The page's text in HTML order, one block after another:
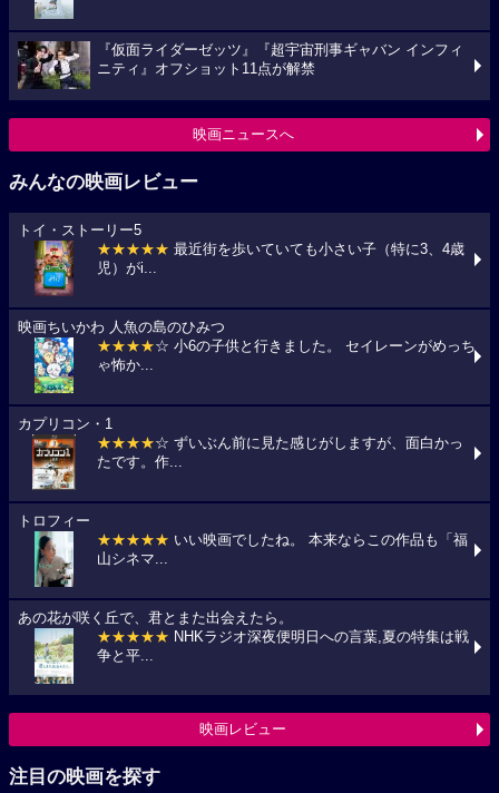
『仮面ライダーゼッツ』『超宇宙刑事ギャバン インフィ
ニティ』オフショット11点が解禁
映画ニュースへ
みんなの映画レビュー
トイ・ストーリー5
★★★★★ 最近街を歩いていても小さい子（特に3、4歳
児）がi...
映画ちいかわ 人魚の島のひみつ
★★★★☆ 小6の子供と行きました。 セイレーンがめっち
ゃ怖か...
カプリコン・1
★★★★☆ ずいぶん前に見た感じがしますが、面白かっ
たです。作...
トロフィー
★★★★★ いい映画でしたね。 本来ならこの作品も「福
山シネマ...
あの花が咲く丘で、君とまた出会えたら。
★★★★★ NHKラジオ深夜便明日への言葉,夏の特集は戦
争と平...
映画レビュー
注目の映画を探す